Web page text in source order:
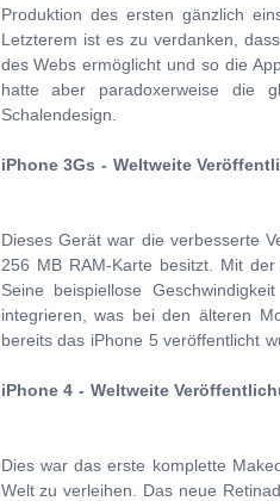
Produktion des ersten gänzlich
Letzterem ist es zu verdanken,
des Webs ermöglicht und so die
hatte aber paradoxerweise die
Schalendesign.
iPhone 3Gs - Weltweite
Dieses Gerät war die verbesserte
256 MB RAM-Karte besitzt. Mit
Seine beispiellose
integrieren, was bei den älteren
bereits das iPhone 5 veröffentlicht
iPhone 4 - Weltweite
Dies war das erste komplette
Welt zu verleihen. Das neue